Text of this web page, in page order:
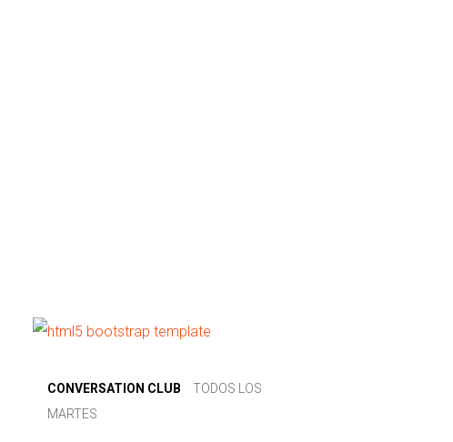
CONVERSATION CLUB
TODOS LOS
MARTES